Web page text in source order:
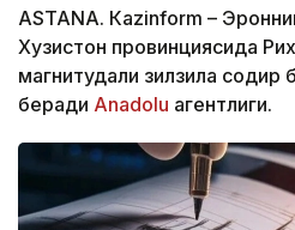
ASTANА. Кazinform –
Хузистон провинциясида
магнитудали зилзила содир
беради Аnadolu агентлиги.